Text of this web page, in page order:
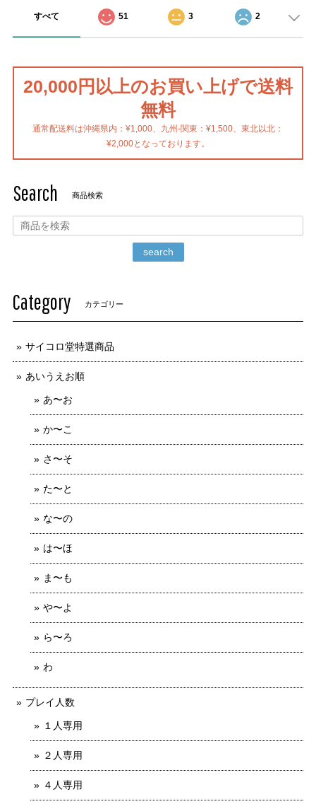
すべて 51 3 2
20,000円以上のお買い上げで送料
無料
通常配送料は沖縄県内：¥1,000、九州-関東：¥1,500、東北以北：
¥2,000となっております。
Search 商品検索
search
Category カテゴリー
サイコロ堂特選商品
あいうえお順
あ〜お
か〜こ
さ〜そ
た〜と
な〜の
は〜ほ
ま〜も
や〜よ
ら〜ろ
わ
プレイ人数
１人専用
２人専用
４人専用